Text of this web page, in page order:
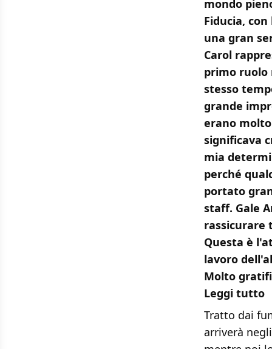
mondo
Fiducia,
una gran
Carol
primo ruolo
stesso
grande
erano
significava
mia
perché
portato
staff. Gale
rassicurare
Questa è
lavoro
Molto
Leggi tutto
Tratto dai
arriverà